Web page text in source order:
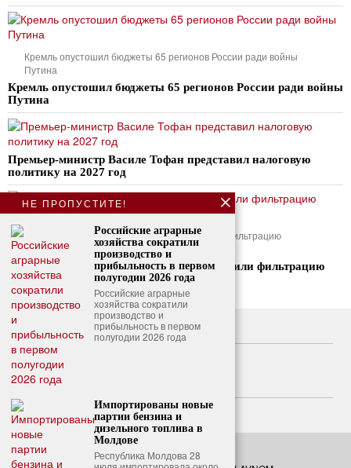
Кремль опустошил бюджеты 65 регионов России ради войны
Путина
Кремль опустошил бюджеты 65 регионов России ради войны
Путина
Премьер-министр Василе Тофан представил налоговую
политику на 2027 год
Власти России по указанию Путина усилили фильтрацию
мобильного интернета
Власти России по указанию Путина усилили фильтрацию
мобильного интернета
О нас
Свяжитесь с нами
Политика конфиденциальности
Политика использования файлов cookie
НЕ ПРОПУСТИТЕ!
Российские аграрные
хозяйства сократили
производство и
прибыльность в первом
полугодии 2026 года
Российские аграрные
хозяйства сократили
производство и
прибыльность в первом
полугодии 2026 года
Импортированы новые
партии бензина и
дизельного топлива в
Молдове
Республика Молдова 28